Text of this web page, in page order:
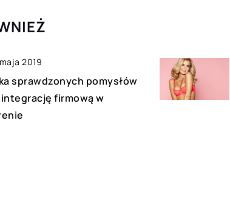
2019
sprawdzonych pomysłów
integrację firmową w